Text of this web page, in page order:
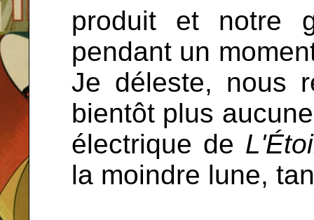
produit et notre
pendant un
Je déleste, nous
bientôt plus
électrique de
la moindre lune,